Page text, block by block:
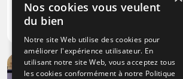
Contacter
Nos cookies vous veulent
du bien
Notre site Web utilise des cookies pour
améliorer l'expérience utilisateur. En
utilisant notre site Web, vous acceptez tous
les cookies conformément à notre Politique